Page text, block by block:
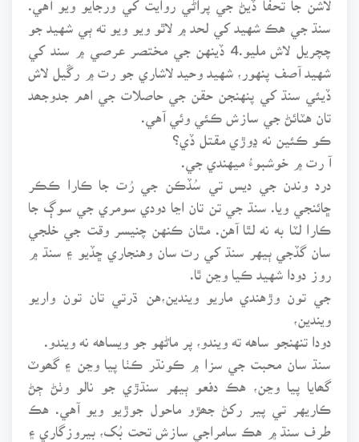
سنڌ جي هڪ شهيد کي لحد ۾ لاٿو ويو ويو ته ٻي شهيد جو
چچريل لاش مليو.4 ڏينهن جي مختصر عرصي ۾ سند کي
شهيد آصف پنهور، شهيد وحيد لاشاري جو رت ۾ رڱيل لاش
ڏيئي سنڌ کي پنهنجن حقن جي حاصلات جي اهم جدوجھد
تان هٽائڻ جي سازش ڪئي وئي آهي.
ڪو ڪئين نه ڍوڙي مقتل ڏي؟
آ رت ۾ خوشبوءُ ميهندي جي.
درد وندن جي ديس تي سُڏڪن جي رُت جا ڪارا ڪڪر
ڇائنجي ويا. سنڌ جي تن تان اڃا دودي سومري جي سوڳ جا
ڪارا لٽا به نه لٿا آهن. مٿان ڪنهن چنيسر وقت جي خلجي
سان گڏجي ٻيهر سنڌ کي رت سان وهنجاري ڇڏيو ۽ سنڌ ۾
روز دودا شهيد ڪيا وڃن ٿا.
جي تون وڙهندي ماريو ويندين،هن ڌرتي تان تون واريو
دودا تنهنجو ساهه ته ويندو، پر ماڻهو جو ويساهه نه ويندو.
سنڌ سان محبت جي سزا ۾ ڪونڌر ڪٺا پيا وڃن ۽ گھوٽ
گھايا پيا وڃن، هڪ دفعو ٻيهر سنڌڙي جو نالو وٺڻ ڄڻ
ڪاريهر تي پير رکڻ جھڙو ماحول جوڙيو ويو آهي. هڪ
طرف سنڌ ۾ هڪ سامراجي سازش تحت بُک، بيروزگاري ۽